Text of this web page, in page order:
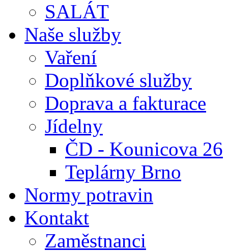
SALÁT
Naše služby
Vaření
Doplňkové služby
Doprava a fakturace
Jídelny
ČD - Kounicova 26
Teplárny Brno
Normy potravin
Kontakt
Zaměstnanci